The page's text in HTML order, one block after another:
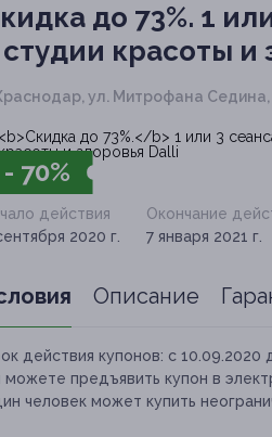
до 73%. 1
студии красоты и
ул. Митрофана Седина,
- 70%
действия
2020 г.
Окончание
7 января 2021 г.
Описание
действия купонов: с 10.09.2020
можете предъявить купон в
человек может купить